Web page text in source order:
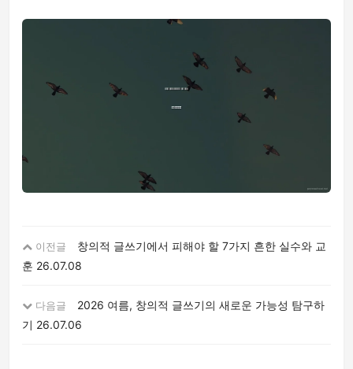
이전글
창의적 글쓰기에서 피해야 할 7가지 흔한 실수와 교
훈 26.07.08
다음글
2026 여름, 창의적 글쓰기의 새로운 가능성 탐구하
기 26.07.06